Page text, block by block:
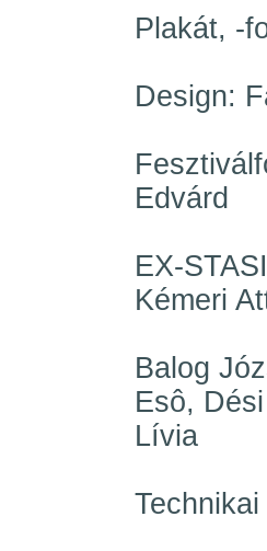
Plakát, -
Design:
Edvárd
EX-
Kémeri
Balog
Esô,
Lívia